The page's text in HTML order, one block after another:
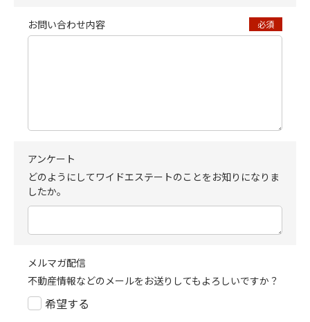
お問い合わせ内容 必須
アンケート
どのようにしてワイドエステートのことをお知りになりま
したか。
メルマガ配信
不動産情報などのメールをお送りしてもよろしいですか？
希望する